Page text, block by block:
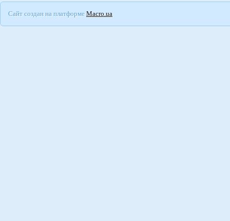
Сайт создан на платформе Macro.ua